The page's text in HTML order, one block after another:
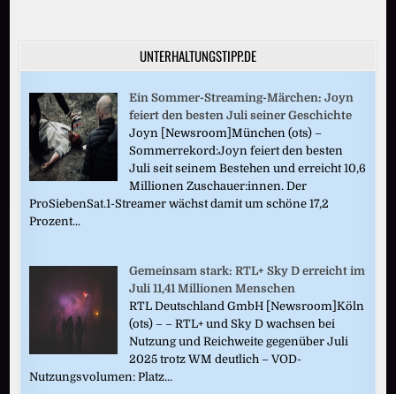
UNTERHALTUNGSTIPP.DE
Ein Sommer-Streaming-Märchen: Joyn
feiert den besten Juli seiner Geschichte
Joyn [Newsroom]München (ots) –
Sommerrekord:Joyn feiert den besten
Juli seit seinem Bestehen und erreicht 10,6
Millionen Zuschauer:innen. Der
ProSiebenSat.1-Streamer wächst damit um schöne 17,2
Prozent...
Gemeinsam stark: RTL+ Sky D erreicht im
Juli 11,41 Millionen Menschen
RTL Deutschland GmbH [Newsroom]Köln
(ots) – – RTL+ und Sky D wachsen bei
Nutzung und Reichweite gegenüber Juli
2025 trotz WM deutlich – VOD-
Nutzungsvolumen: Platz...